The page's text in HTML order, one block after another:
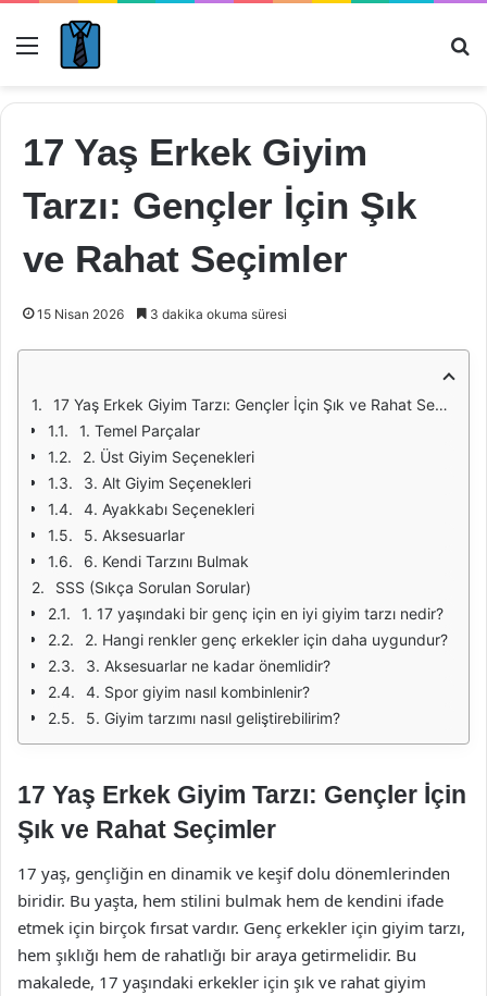
Menü
17 Yaş Erkek Giyim
Tarzı: Gençler İçin Şık
ve Rahat Seçimler
15 Nisan 2026 3 dakika okuma süresi
17 Yaş Erkek Giyim Tarzı: Gençler İçin Şık ve Rahat Seçimler
1. Temel Parçalar
2. Üst Giyim Seçenekleri
3. Alt Giyim Seçenekleri
4. Ayakkabı Seçenekleri
5. Aksesuarlar
6. Kendi Tarzını Bulmak
SSS (Sıkça Sorulan Sorular)
1. 17 yaşındaki bir genç için en iyi giyim tarzı nedir?
2. Hangi renkler genç erkekler için daha uygundur?
3. Aksesuarlar ne kadar önemlidir?
4. Spor giyim nasıl kombinlenir?
5. Giyim tarzımı nasıl geliştirebilirim?
17 Yaş Erkek Giyim Tarzı: Gençler İçin
Şık ve Rahat Seçimler
17 yaş, gençliğin en dinamik ve keşif dolu dönemlerinden
biridir. Bu yaşta, hem stilini bulmak hem de kendini ifade
etmek için birçok fırsat vardır. Genç erkekler için giyim tarzı,
hem şıklığı hem de rahatlığı bir araya getirmelidir. Bu
makalede, 17 yaşındaki erkekler için şık ve rahat giyim